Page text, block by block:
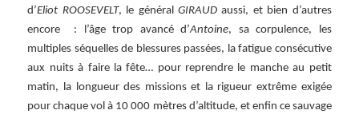
d’Eliot ROOSEVELT, le généralGIRAUD aussi, et bien d’autres
encore : l’âge trop avancé d’Antoine, sa corpulence, les
multiples séquelles de blessures passées, la fatigue consécutive
aux nuits à faire la fête… pour reprendre le manche au petit
matin, la longueur des missions et la rigueur extrême exigée
pour chaque vol à 10 000 mètres d’altitude, et enfin ce sauvage